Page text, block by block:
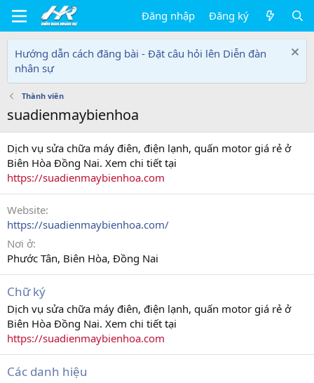
Đăng nhập Đăng ký
Hướng dẫn cách đăng bài - Đặt câu hỏi lên Diễn đàn
nhân sự
Thành viên
suadienmaybienhoa
Dịch vụ sửa chữa máy điên, điện lạnh, quấn motor giá rẻ ở
Biên Hòa Đồng Nai. Xem chi tiết tại
https://suadienmaybienhoa.com
Website
https://suadienmaybienhoa.com/
Nơi ở
Phước Tân, Biên Hòa, Đồng Nai
Chữ ký
Dịch vụ sửa chữa máy điên, điện lạnh, quấn motor giá rẻ ở
Biên Hòa Đồng Nai. Xem chi tiết tại
https://suadienmaybienhoa.com
Các danh hiệu